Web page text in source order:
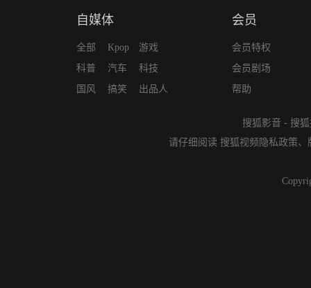
自媒体
全部
科普
国风
Kpop
汽车
搞笑
游戏
科技
出品人
会员
会员特权
会员剧场
帮助
搜狐影音 - 搜
请仔细阅读 搜狐视频隐私政策、